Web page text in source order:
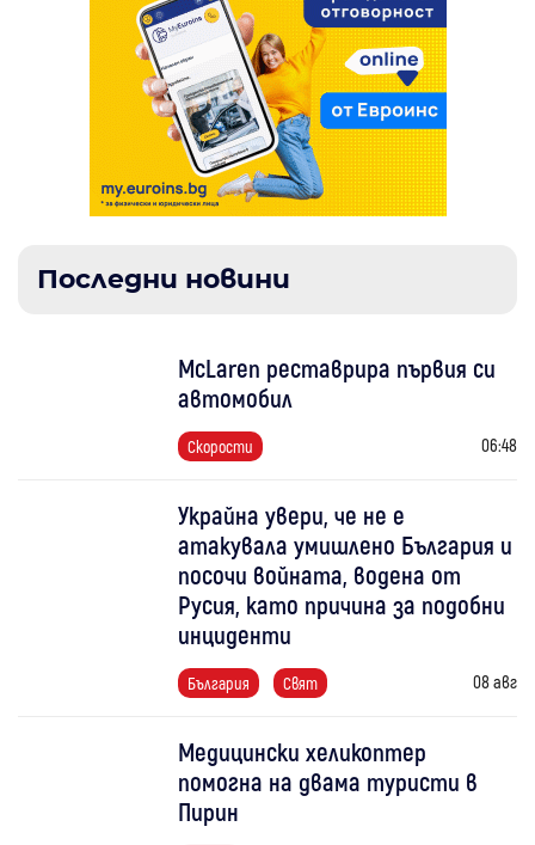
Последни новини
McLaren реставрира първия си
автомобил
Скорости 06:48
Украйна увери, че не е
атакувала умишлено България и
посочи войната, водена от
Русия, като причина за подобни
инциденти
България Свят 08 авг
Медицински хеликоптер
помогна на двама туристи в
Пирин